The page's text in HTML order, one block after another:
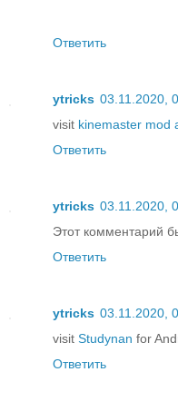
Ответить
ytricks 03.11.2020,
visit kinemaster mod
Ответить
ytricks 03.11.2020,
Этот комментарий
Ответить
ytricks 03.11.2020,
visit Studynan for
Ответить